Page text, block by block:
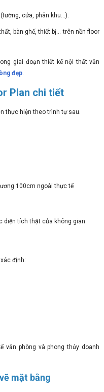
cửa, phân khu…).
bàn ghế, thiết bị… trên nền floor
giai đoạn thiết kế nội thất văn
đẹp.
Plan chi tiết
thực hiện theo trình tự sau.
100cm ngoài thực tế
diện tích thật của không gian.
định:
văn phòng và phong thủy doanh
mặt bằng